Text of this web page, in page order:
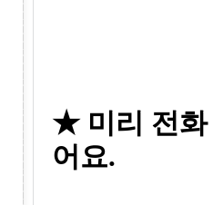
★ 미리 전
어요.